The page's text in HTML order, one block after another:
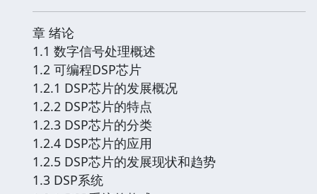
章 绪论
1.1 数字信号处理概述
1.2 可编程DSP芯片
1.2.1 DSP芯片的发展概况
1.2.2 DSP芯片的特点
1.2.3 DSP芯片的分类
1.2.4 DSP芯片的应用
1.2.5 DSP芯片的发展现状和趋势
1.3 DSP系统